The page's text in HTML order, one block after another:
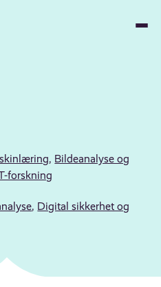
, Bildeanalyse og
forskning
, Digital sikkerhet og